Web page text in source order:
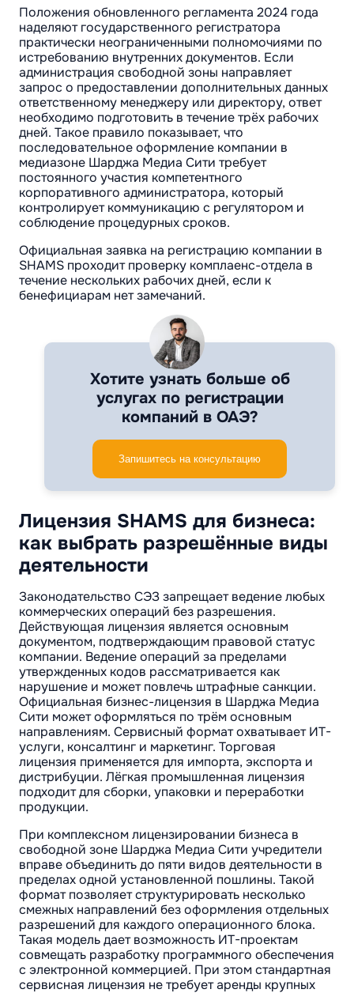
Положения обновленного регламента 2024 года
наделяют государственного регистратора
практически неограниченными полномочиями по
истребованию внутренних документов. Если
администрация свободной зоны направляет
запрос о предоставлении дополнительных данных
ответственному менеджеру или директору, ответ
необходимо подготовить в течение трёх рабочих
дней. Такое правило показывает, что
последовательное оформление компании в
медиазоне Шарджа Медиа Сити требует
постоянного участия компетентного
корпоративного администратора, который
контролирует коммуникацию с регулятором и
соблюдение процедурных сроков.
Официальная заявка на регистрацию компании в
SHAMS проходит проверку комплаенс-отдела в
течение нескольких рабочих дней, если к
бенефициарам нет замечаний.
Хотите узнать больше об
услугах по регистрации
компаний в ОАЭ?
Запишитесь на консультацию
Лицензия SHAMS для бизнеса:
как выбрать разрешённые виды
деятельности
Законодательство СЭЗ запрещает ведение любых
коммерческих операций без разрешения.
Действующая лицензия является основным
документом, подтверждающим правовой статус
компании. Ведение операций за пределами
утвержденных кодов рассматривается как
нарушение и может повлечь штрафные санкции.
Официальная бизнес-лицензия в Шарджа Медиа
Сити может оформляться по трём основным
направлениям. Сервисный формат охватывает ИТ-
услуги, консалтинг и маркетинг. Торговая
лицензия применяется для импорта, экспорта и
дистрибуции. Лёгкая промышленная лицензия
подходит для сборки, упаковки и переработки
продукции.
При комплексном лицензировании бизнеса в
свободной зоне Шарджа Медиа Сити учредители
вправе объединить до пяти видов деятельности в
пределах одной установленной пошлины. Такой
формат позволяет структурировать несколько
смежных направлений без оформления отдельных
разрешений для каждого операционного блока.
Такая модель дает возможность ИТ-проектам
совмещать разработку программного обеспечения
с электронной коммерцией. При этом стандартная
сервисная лицензия не требует аренды крупных